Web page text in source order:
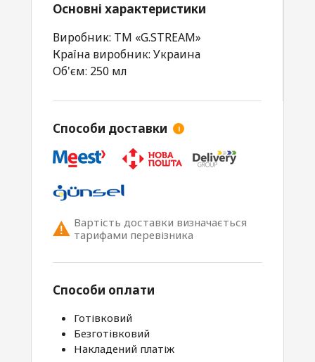
Основні характеристики
Виробник: TM «G.STREAM»
Країна виробник: Украина
Об'єм: 250 мл
Способи доставки i
Вартість доставки визначається
тарифами перевізника
Способи оплати
Готівковий
Безготівковий
Накладений платіж